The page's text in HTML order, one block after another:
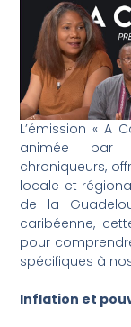
L’émission « A
animée par
chroniqueurs,
locale et
de la
caribéenne,
pour
spécifiques à
Inflation et